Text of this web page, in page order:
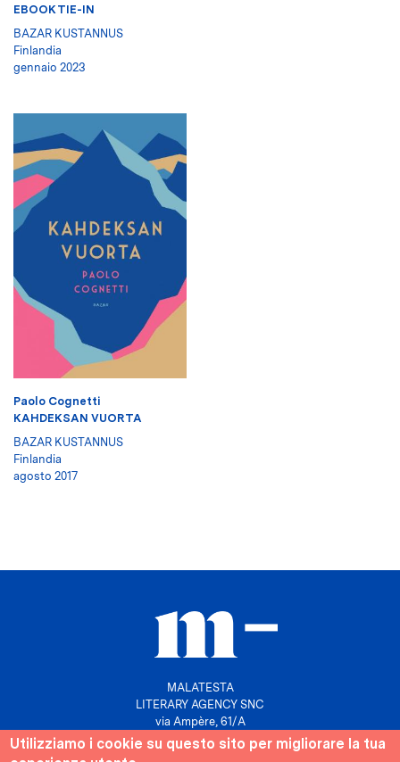
EBOOK TIE-IN
BAZAR KUSTANNUS
Finlandia
gennaio 2023
Paolo Cognetti
KAHDEKSAN VUORTA
BAZAR KUSTANNUS
Finlandia
agosto 2017
MALATESTA
LITERARY AGENCY SNC
via Ampère, 61/A
20131 Milano
Utilizziamo i cookie su questo sito per migliorare la tua